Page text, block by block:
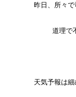
昨日、所々で
道理で
天気予報は